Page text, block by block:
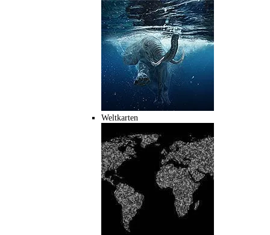
Weltkarten